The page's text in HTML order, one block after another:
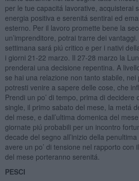
per le tue capacitá lavorative, acquisterai
energia positiva e serenitá sentirai ed
esterno. Per il lavoro promette bene la
un’imprenditore, potrai trarre dei
settimana sará piú critico e per i nativi
i giorni 21-22 marzo. Il 27-28 marzo la
prenderai una decisione repentina. A
se hai una relazione non tanto stabile,
potresti venire a sapere delle cose, che
Prendi un po’ di tempo, prima di decidere
single, il primo sabato del mese, la metá
del mese, e dall’ultima domenica del
giornate piú probabili per un incontro
decade del segno all’inizio della
avere un po’ di tensione nel rapporto con
del mese porteranno serenitá.
PESCI